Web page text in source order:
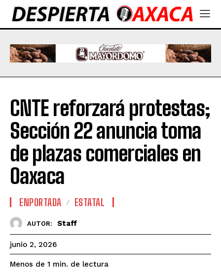
CNTE reforzará protestas;
Sección 22 anuncia toma
de plazas comerciales en
Oaxaca
ENPORTADA ESTATAL
AUTOR: Staff
junio 2, 2026
Menos de 1 min. de lectura